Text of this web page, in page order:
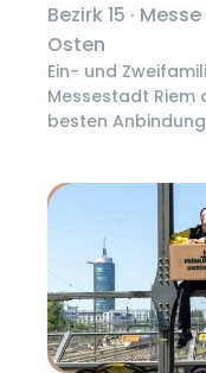
Bezirk 15 ·
Osten
Ein- und
Messestadt
besten